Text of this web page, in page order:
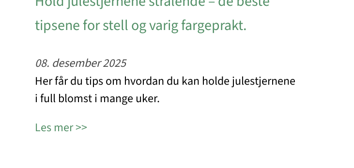
tipsene for stell og varig fargeprakt.
08. desember 2025
Her får du tips om hvordan du kan holde julestjernene
i full blomst i mange uker.
Les mer